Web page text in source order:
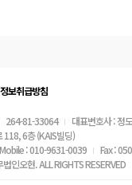
보취급방침
264-81-33064 대표변호사 : 정
118, 6층 (KAIS빌딩)
Mobile : 010-9631-0039
Fax :
인오현. ALL RIGHTS RESERVED